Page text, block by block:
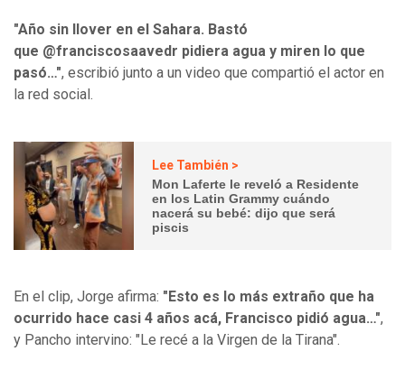
"Año sin llover en el Sahara. Bastó
que @franciscosaavedr pidiera agua y miren lo que
pasó…", escribió junto a un video que compartió el actor en
la red social.
Lee También >
Mon Laferte le reveló a Residente
en los Latin Grammy cuándo
nacerá su bebé: dijo que será
piscis
En el clip, Jorge afirma: "Esto es lo más extraño que ha
ocurrido hace casi 4 años acá, Francisco pidió agua…",
y Pancho intervino: "Le recé a la Virgen de la Tirana".